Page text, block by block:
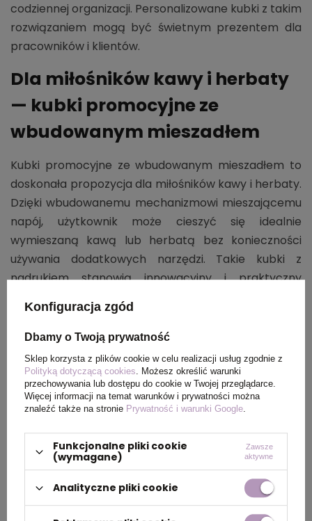
codziennej organizacji. Personalizowane kubki z takim
rozwiązaniem mogą być świetnym prezentem dla
pracowników i klientów.
Dla miłośników kawy i herbaty
— kubki promocyjne ze
wbudowanym mieszadłem
Kubki promocyjne ze wbudowanym mieszadłem to
doskonała propozycja dla miłośników kawy i herbaty.
Dzięki wbudowanemu mechanizmowi mieszającemu
napój, użytkownik może cieszyć się idealnie
wymieszaną kawą lub herbatą bez konieczności
używania dodatkowych narzędzi. Takie kubki z
nadrukiem stanowią innowacyjny i praktyczny
Konfiguracja zgód
Dbamy o Twoją prywatność
Sklep korzysta z plików cookie w celu realizacji usług zgodnie z
Polityką dotyczącą cookies. Możesz określić warunki
przechowywania lub dostępu do cookie w Twojej przeglądarce.
Więcej informacji na temat warunków i prywatności można
znaleźć także na stronie Prywatność i warunki Google.
Funkcjonalne pliki cookie
(wymagane)
Zawsze
aktywne
Analityczne pliki cookie